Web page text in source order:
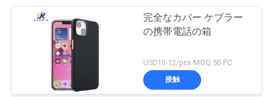
完全なカバー ケブラー
の携帯電話の箱
USD10-12/pcs MOQ:50 PC
接触